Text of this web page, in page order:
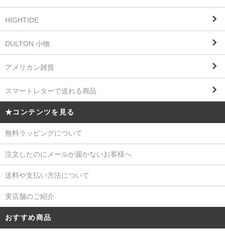
HIGHTIDE
DULTON 小物
アメリカン雑貨
スマートレターで送れる商品
★コンテンツを見る
無料ラッピングについて
注文したのにメールが届かないお客様へ
送料や支払い方法について
実店舗のご紹介
おすすめ商品